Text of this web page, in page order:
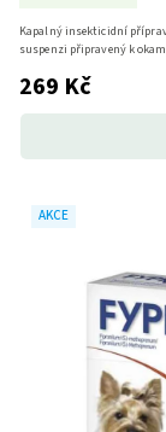
269 Kč
Kapalný insekticidní
suspenzi připravený k
AKCE